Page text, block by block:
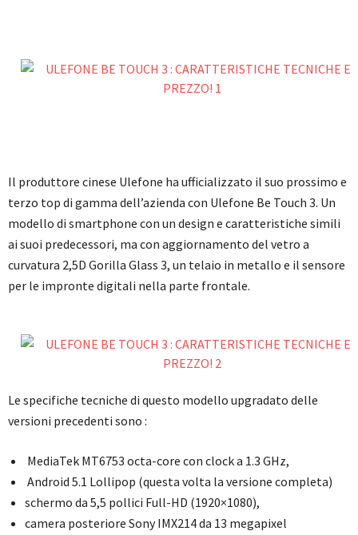
Il produttore cinese Ulefone ha ufficializzato il suo prossimo e
terzo top di gamma dell’azienda con Ulefone Be Touch 3. Un
modello di smartphone con un design e caratteristiche simili
ai suoi predecessori, ma con aggiornamento del vetro a
curvatura 2,5D Gorilla Glass 3, un telaio in metallo e il sensore
per le impronte digitali nella parte frontale.
Le specifiche tecniche di questo modello upgradato delle
versioni precedenti sono :
MediaTek MT6753 octa-core con clock a 1.3 GHz,
Android 5.1 Lollipop (questa volta la versione completa)
schermo da 5,5 pollici Full-HD (1920×1080),
camera posteriore Sony IMX214 da 13 megapixel